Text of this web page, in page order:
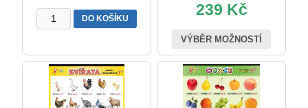
Výukový
plakát
jednotek
obsahu
množství
DO KOŠÍKU
239 Kč
VÝBĚR MOŽNOSTÍ